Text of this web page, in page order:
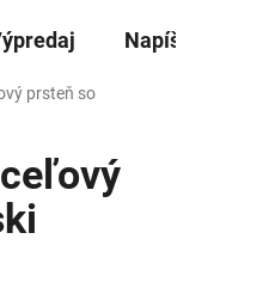
Napíšte nám
prsteň so